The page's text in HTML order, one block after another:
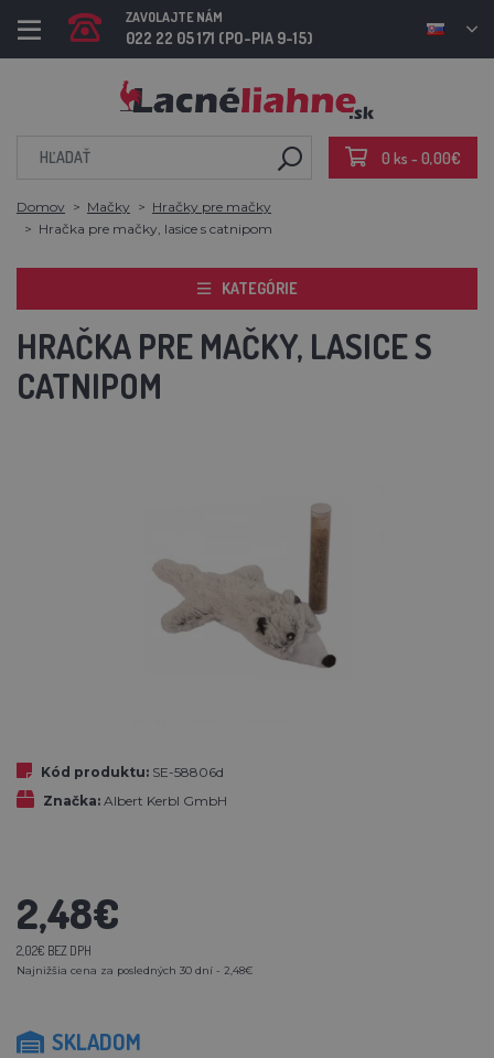
ZAVOLAJTE NÁM
022 22 05 171 (PO-PIA 9-15)
0 ks - 0,00€
Domov Mačky
Hračky pre mačky
Hračka pre mačky, lasice s catnipom
KATEGÓRIE
HRAČKA PRE MAČKY, LASICE S
CATNIPOM
Kód produktu: SE-58806d
Značka: Albert Kerbl GmbH
2,48€
2,02€ BEZ DPH
Najnižšia cena za posledných 30 dní - 2,48€
SKLADOM